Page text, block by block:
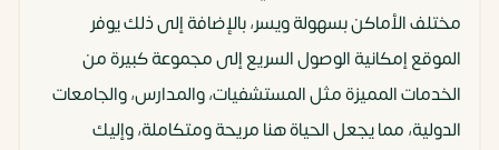
مختلف الأماكن بسهولة ويسر، بالإضافة إلى ذلك يوفر
الموقع إمكانية الوصول السريع إلى مجموعة كبيرة من
الخدمات المميزة مثل المستشفيات، والمدارس، والجامعات
الدولية، مما يجعل الحياة هنا مريحة ومتكاملة، وإليك